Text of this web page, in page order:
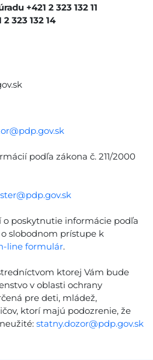
+421 2 323 132 11
323 132 14
podľa zákona č. 211/2000
o poskytnutie informácie podľa
o slobodnom prístupe k
line formulár.
ktorej Vám bude
v oblasti ochrany
pre deti, mládež,
ktorí majú podozrenie, že
statny.dozor@pdp.gov.sk